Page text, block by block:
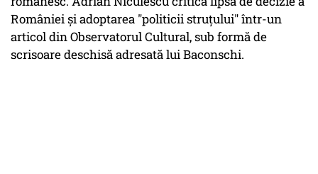
României și adoptarea "politicii struțului" într-un
articol din Observatorul Cultural, sub formă de
scrisoare deschisă adresată lui Baconschi.